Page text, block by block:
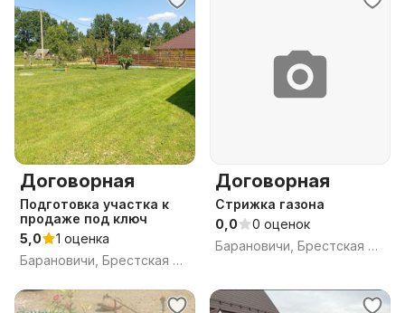
Договорная
Подготовка участка к
продаже под ключ
5,0
1 оценка
Барановичи, Брестская обл.
Договорная
Стрижка газона
0,0
0 оценок
Барановичи, Брестская обл.